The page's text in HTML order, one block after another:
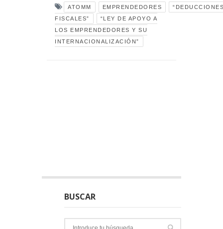
ATOMM EMPRENDEDORES
FISCALES”
“LEY DE APOYO A
LOS EMPRENDEDORES Y SU
INTERNACIONALIZACIÓN”
BUSCAR